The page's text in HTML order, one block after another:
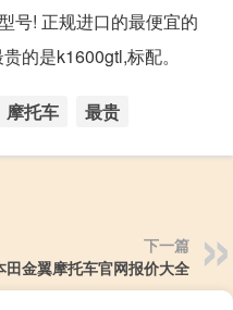
号! 正规进口的最便宜的
的是k1600gtl,标配。
摩托车 最贵
下一篇
田金翼摩托车官网报价大全